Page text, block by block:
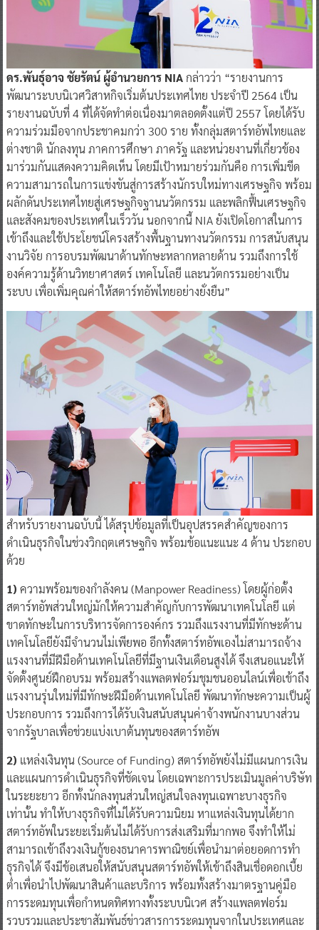
ดร.พันธุ์อาจ ชัยรัตน์ ผู้อำนวยการ NIA กล่าวว่า “รายงานการ
พัฒนาระบบนิเวศวิสาหกิจเริ่มต้นประเทศไทย ประจำปี 2564 เป็น
รายงานฉบับที่ 4 ที่ได้จัดทำต่อเนื่องมาตลอดตั้งแต่ปี 2557 โดยได้รับ
ความร่วมมือจากประชาคมกว่า 300 ราย ทั้งกลุ่มสตาร์ทอัพไทยและ
ต่างชาติ นักลงทุน ภาคการศึกษา ภาครัฐ และหน่วยงานที่เกี่ยวข้อง
มาร่วมกันแสดงความคิดเห็น โดยมีเป้าหมายร่วมกันคือ การเพิ่มขีด
ความสามารถในการแข่งขันสู่การสร้างนักรบใหม่ทางเศรษฐกิจ พร้อม
ผลักดันประเทศไทยสู่เศรษฐกิจฐานนวัตกรรม และพลิกฟื้นเศรษฐกิจ
และสังคมของประเทศในเร็ววัน นอกจากนี้ NIA ยังเปิดโอกาสในการ
เข้าถึงและใช้ประโยชน์โครงสร้างพื้นฐานทางนวัตกรรม การสนับสนุน
งานวิจัย การอบรมพัฒนาด้านทักษะหลากหลายด้าน รวมถึงการใช้
องค์ความรู้ด้านวิทยาศาสตร์ เทคโนโลยี และนวัตกรรมอย่างเป็น
ระบบ เพื่อเพิ่มคุณค่าให้สตาร์ทอัพไทยอย่างยั่งยืน”
สำหรับรายงานฉบับนี้ ได้สรุปข้อมูลที่เป็นอุปสรรคสำคัญของการ
ดำเนินธุรกิจในช่วงวิกฤตเศรษฐกิจ พร้อมข้อแนะแนะ 4 ด้าน ประกอบ
ด้วย
1) ความพร้อมของกำลังคน (Manpower Readiness) โดยผู้ก่อตั้ง
สตาร์ทอัพส่วนใหญ่มักให้ความสำคัญกับการพัฒนาเทคโนโลยี แต่
ขาดทักษะในการบริหารจัดการองค์กร รวมถึงแรงงานที่มีทักษะด้าน
เทคโนโลยียังมีจำนวนไม่เพียพอ อีกทั้งสตาร์ทอัพเองไม่สามารถจ้าง
แรงงานที่มีฝีมือด้านเทคโนโลยีที่มีฐานเงินเดือนสูงได้ จึงเสนอแนะให้
จัดตั้งศูนย์ฝึกอบรม พร้อมสร้างแพลตฟอร์มชุมชนออนไลน์เพื่อเข้าถึง
แรงงานรุ่นใหม่ที่มีทักษะฝีมือด้านเทคโนโลยี พัฒนาทักษะความเป็นผู้
ประกอบการ รวมถึงการได้รับเงินสนับสนุนค่าจ้างพนักงานบางส่วน
จากรัฐบาลเพื่อช่วยแบ่งเบาต้นทุนของสตาร์ทอัพ
2) แหล่งเงินทุน (Source of Funding) สตาร์ทอัพยังไม่มีแผนการเงิน
และแผนการดำเนินธุรกิจที่ชัดเจน โดยเฉพาะการประเมินมูลค่าบริษัท
ในระยะยาว อีกทั้งนักลงทุนส่วนใหญ่สนใจลงทุนเฉพาะบางธุรกิจ
เท่านั้น ทำให้บางธุรกิจที่ไม่ได้รับความนิยม หาแหล่งเงินทุนได้ยาก
สตาร์ทอัพในระยะเริ่มต้นไม่ได้รับการส่งเสริมที่มากพอ จึงทำให้ไม่
สามารถเข้าถึงวงเงินกู้ของธนาคารพาณิชย์เพื่อนำมาต่อยอดการทำ
ธุรกิจได้ จึงมีข้อเสนอให้สนับสนุนสตาร์ทอัพให้เข้าถึงสินเชื่อดอกเบี้ย
ต่ำเพื่อนำไปพัฒนาสินค้าและบริการ พร้อมทั้งสร้างมาตรฐานคู่มือ
การระดมทุนเพื่อกำหนดทิศทางทั้งระบบนิเวศ สร้างแพลตฟอร์ม
รวบรวมและประชาสัมพันธ์ข่าวสารการระดมทุนจากในประเทศและ